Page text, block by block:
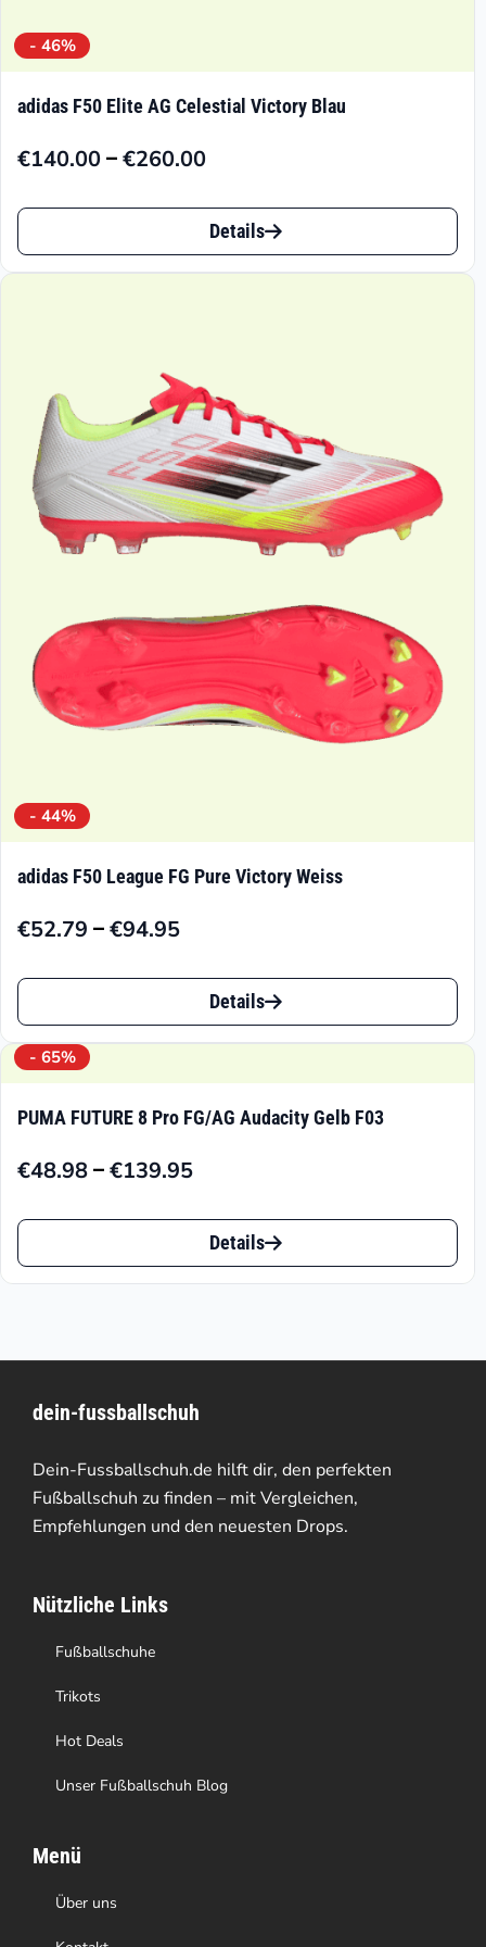
- 46%
adidas F50 Elite AG Celestial Victory Blau
€140.00–€260.00
Preisspanne:
€260.00
Dieses
Produkt
auf.
Die
Optionen
können
Produktseite
gewählt
werden
Details
- 44%
adidas F50 League FG Pure Victory Weiss
€52.79 –€94.95
Preisspanne:
€52.79
€94.95
Dieses
Produkt
weist
auf.
Die
Optionen
können
Produktseite
werden
Details
- 65%
PUMA FUTURE 8 Pro FG/AG Audacity Gelb F03
€48.98–€139.95
Preisspanne:
€48.98
€139.95
Dieses
Produkt
auf.
Die
Optionen
können
der
Produktseite
gewählt
werden
Details
dein-fussballschuh
Dein-Fussballschuh.de hilft dir, den perfekten
Fußballschuh zu finden – mit Vergleichen,
Empfehlungen und den neuesten Drops.
Nützliche Links
Fußballschuhe
Trikots
Hot Deals
Unser Fußballschuh Blog
Menü
Über uns